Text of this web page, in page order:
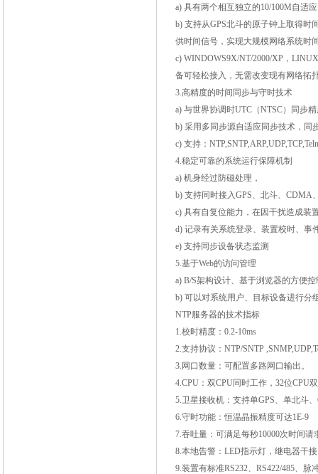
a) 具有两个相互独立的10/100M自适
b) 支持从GPS北斗的原子钟上取得时
供时间信号，实现大规模网络系统时
c) WINDOWS9X/NT/2000/XP ， LINUX
备可轻松接入，无需改变现有网络拓
3.高精度的时间同步与守时技术
a) 与世界协调时UTC （NTSC）同步
b) 采用多同步源自适应同步技术，同
c) 支持：
4.稳定可靠的系统运行保障机制
a) 机身经过防磁处理，
b) 支持同时接入GPS、北斗、 CDMA
c) 具有自复位能力，在因干扰造成装
d) 记录有关系统登录、装置校时、事
e) 支持同步设备状态监测
5.基于Web的访问管理
a) B/S架构设计、基于浏览器的方便
b) 可以对系统用户、目标设备进行分
NTP服务器的技术指标
1.校时精度： 0.2-10ms
2.支持协议： NTP/SNTP
3. 网口数量：可配置多路网口输出。
4.CPU ：双CPU同时工作， 32位CPU
5.卫星接收机：支持单GPS、单北斗、
6.守时功能：恒温晶振精度可达1E-9
7.吞吐量：可满足每秒10000次时间请
8.本地告警： LED指示灯，继电器干
9.装置有标准RS232、 RS422/485、脉